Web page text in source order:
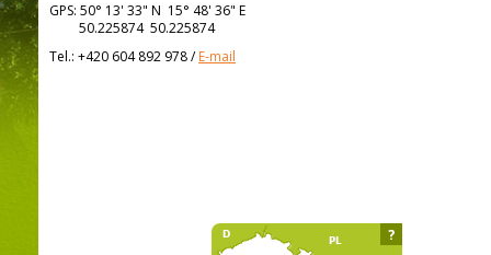
GPS: 50° 13' 33" N 15° 48' 36" E
50.225874 50.225874
Tel.: +420 604 892 978/E-mail
?